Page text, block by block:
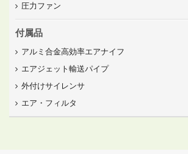
圧力ファン
付属品
アルミ合金高効率エアナイフ
エアジェット輸送パイプ
外付けサイレンサ
エア・フィルタ